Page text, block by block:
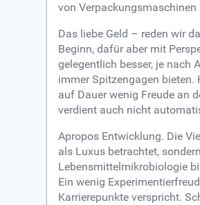
von
Das liebe Geld – reden wir
Beginn, dafür aber mit
gelegentlich besser, je nach
immer Spitzengagen bieten.
auf Dauer wenig Freude an
verdient auch nicht
Apropos Entwicklung. Die
als Luxus betrachtet,
Lebensmittelmikrobiologie
Ein wenig
Karrierepunkte verspricht.